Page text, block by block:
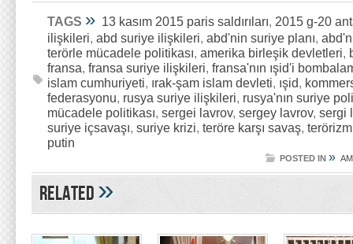
TAGS » 13 kasım 2015 paris saldırıları, 2015 g-20
ilişkileri, abd suriye ilişkileri, abd'nin suriye planı,
terörle mücadele politikası, amerika birleşik devletleri,
fransa, fransa suriye ilişkileri, fransa'nın ışid'i
islam cumhuriyeti, ırak-şam islam devleti, ışid,
federasyonu, rusya suriye ilişkileri, rusya'nın suriye
mücadele politikası, sergei lavrov, sergey lavrov, sergi
suriye içsavaşı, suriye krizi, teröre karşı savaş, terörizm
putin
POSTED IN »
Related»